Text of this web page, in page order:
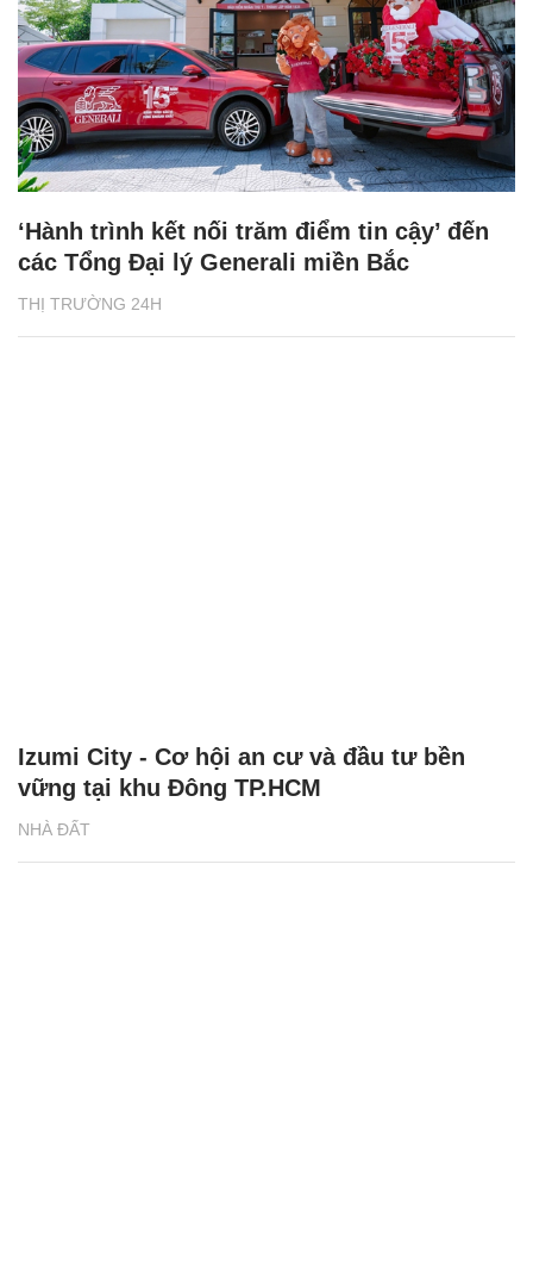
THỊ TRƯỜNG 24H
‘Hành trình kết nối trăm điểm tin cậy’ đến
các Tổng Đại lý Generali miền Bắc
NHÀ ĐẤT
Izumi City - Cơ hội an cư và đầu tư bền
vững tại khu Đông TP.HCM